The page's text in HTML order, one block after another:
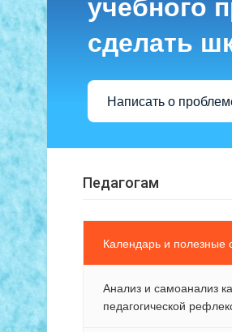
учебного
сделать
Написать о
Педагогам
Календарь и полезные
Анализ и самоанализ
педагогической